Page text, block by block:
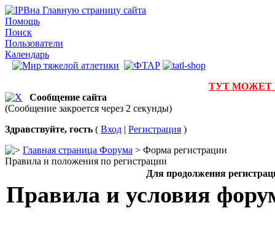
на Главную страницу сайта
Помощь
Поиск
Пользователи
Календарь
ТУТ МОЖЕТ
Сообщение сайта
(Сообщение закроется через 2 секунды)
Здравствуйте, гость ( Вход | Регистрация )
Главная страница Форума > Форма регистрации
Правила и положения по регистрации
Для продолжения
Правила и условия